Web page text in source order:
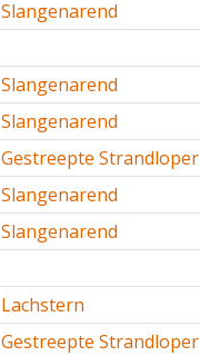
Slangenarend
Slangenarend
Slangenarend
Gestreepte Strandloper
Slangenarend
Slangenarend
Lachstern
Gestreepte Strandloper